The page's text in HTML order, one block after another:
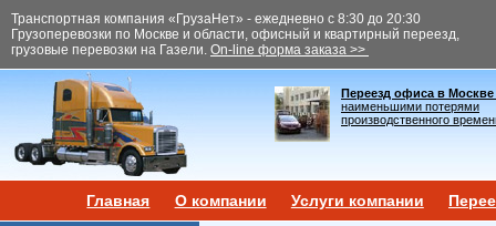
Транспортная компания «ГрузаНет» - ежедневно с 8:30 до 20:30
Грузоперевозки по Москве и области, офисный и квартирный переезд,
грузовые перевозки на Газели. On-line форма заказа >>
Переезд офиса в Москве
наименьшими потерями
производственного
Главная О компании Услуги компании